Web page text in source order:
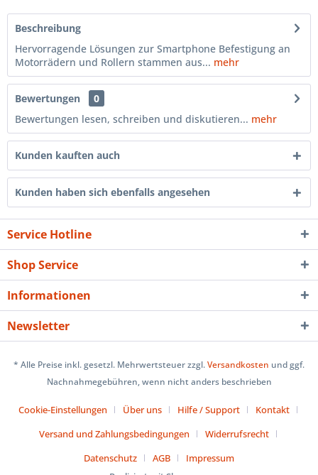
Beschreibung
Hervorragende Lösungen zur Smartphone Befestigung an
Motorrädern und Rollern stammen aus... mehr
Bewertungen
0
Bewertungen lesen, schreiben und diskutieren... mehr
Kunden kauften auch
Kunden haben sich ebenfalls angesehen
Service Hotline
Shop Service
Informationen
Newsletter
* Alle Preise inkl. gesetzl. Mehrwertsteuer zzgl.Versandkosten und ggf.
Nachnahmegebühren, wenn nicht anders beschrieben
Cookie-Einstellungen Über uns Hilfe / Support
Kontakt
Versand und Zahlungsbedingungen
Widerrufsrecht
Datenschutz
AGB
Impressum